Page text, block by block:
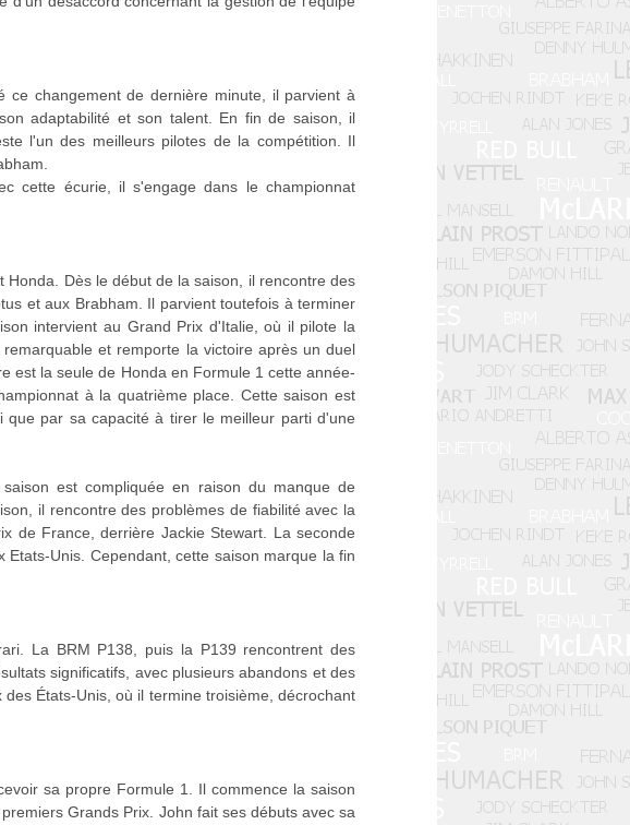
changement de dernière minute, il parvient à
adaptabilité et son talent. En fin de saison, il
l'un des meilleurs pilotes de la compétition. Il
cette écurie, il s'engage dans le championnat
Dès le début de la saison, il rencontre des
et aux Brabham. Il parvient toutefois à terminer
intervient au Grand Prix d'Italie, où il pilote la
et remporte la victoire après un duel
est la seule de Honda en Formule 1 cette année-
à la quatrième place. Cette saison est
par sa capacité à tirer le meilleur parti d'une
est compliquée en raison du manque de
il rencontre des problèmes de fiabilité avec la
de France, derrière Jackie Stewart. La seconde
Unis. Cependant, cette saison marque la fin
La BRM P138, puis la P139 rencontrent des
significatifs, avec plusieurs abandons et des
États-Unis, où il termine troisième, décrochant
sa propre Formule 1. Il commence la saison
Grands Prix. John fait ses débuts avec sa